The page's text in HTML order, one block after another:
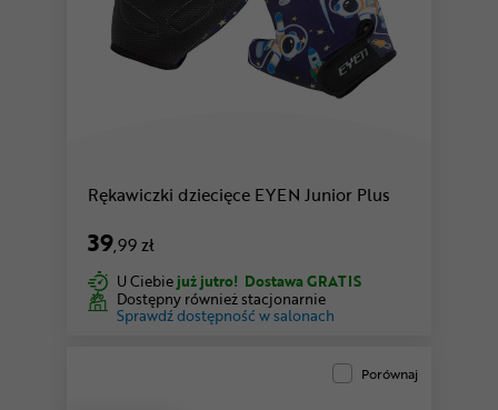
Rękawiczki dziecięce EYEN Junior Plus
39,99 zł
U Ciebie już jutro! Dostawa GRATIS
Dostępny również stacjonarnie
Sprawdź dostępność w salonach
Porównaj